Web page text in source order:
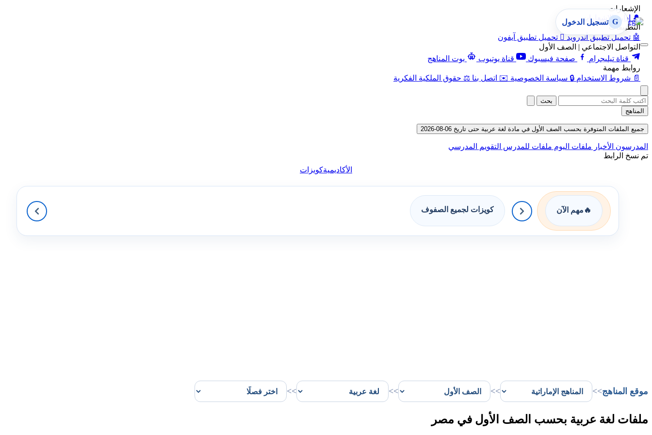
الإشعارات
🔔 إدارة الإشعارات
التطبيقات
🤖 تحميل تطبيق أندرويد  تحميل تطبيق آيفون
التواصل الاجتماعي | الصف الأول
قناة تيليجرام
صفحة فيسبوك قناة يوتيوب
بوت المناهج
روابط مهمة
📄 شروط الاستخدام 🔒 سياسة الخصوصية ✉️ اتصل بنا ⚖️ حقوق الملكية الفكرية
G تسجيل الدخول
بحث
المناهج
جميع الملفات المتوفرة بحسب الصف الأول في مادة لغة عربية حتى تاريخ 06-08-2026
المدرسون الأخبار ملفات اليوم ملفات للمدرس التقويم المدرسي
تم نسخ الرابط
الأكاديميةكويزات
🔥 مهم الآن كويزات لجميع الصفوف
موقع المناهج>>
>>
>>
>>
ملفات لغة عربية بحسب الصف الأول في مصر